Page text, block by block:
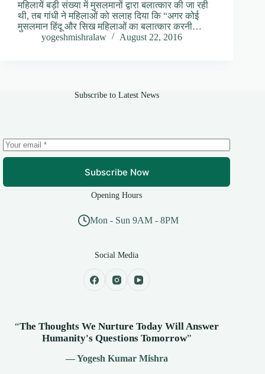
महिलायें बड़ी संख्या में मुसलमानों द्वारा बलात्कार की जा रही
थी, तब गांधी ने महिलाओं को सलाह दिया कि “अगर कोई
मुसलमान हिंदू और सिख महिलाओं का बलात्कार करनी…
yogeshmishralaw
August 22, 2016
Subscribe to Latest News
Subscribe Now
Opening Hours
Mon - Sun 9AM - 8PM
Social Media
“The Thoughts We Nurture Today Will Answer
Humanity's Questions Tomorrow”
— Yogesh Kumar Mishra